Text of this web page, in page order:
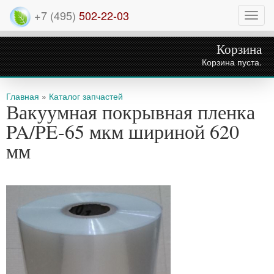
+7 (495) 502-22-03
Корзина
Корзина пуста.
Вы здесь
Главная » Каталог запчастей
Вакуумная покрывная пленка
PA/PE-65 мкм шириной 620
мм